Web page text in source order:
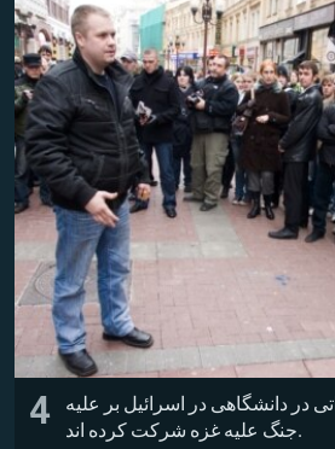
4
در دانشگاهی در اسرائیل بر علیه
جنگ علیه غزه شرکت کرده اند.